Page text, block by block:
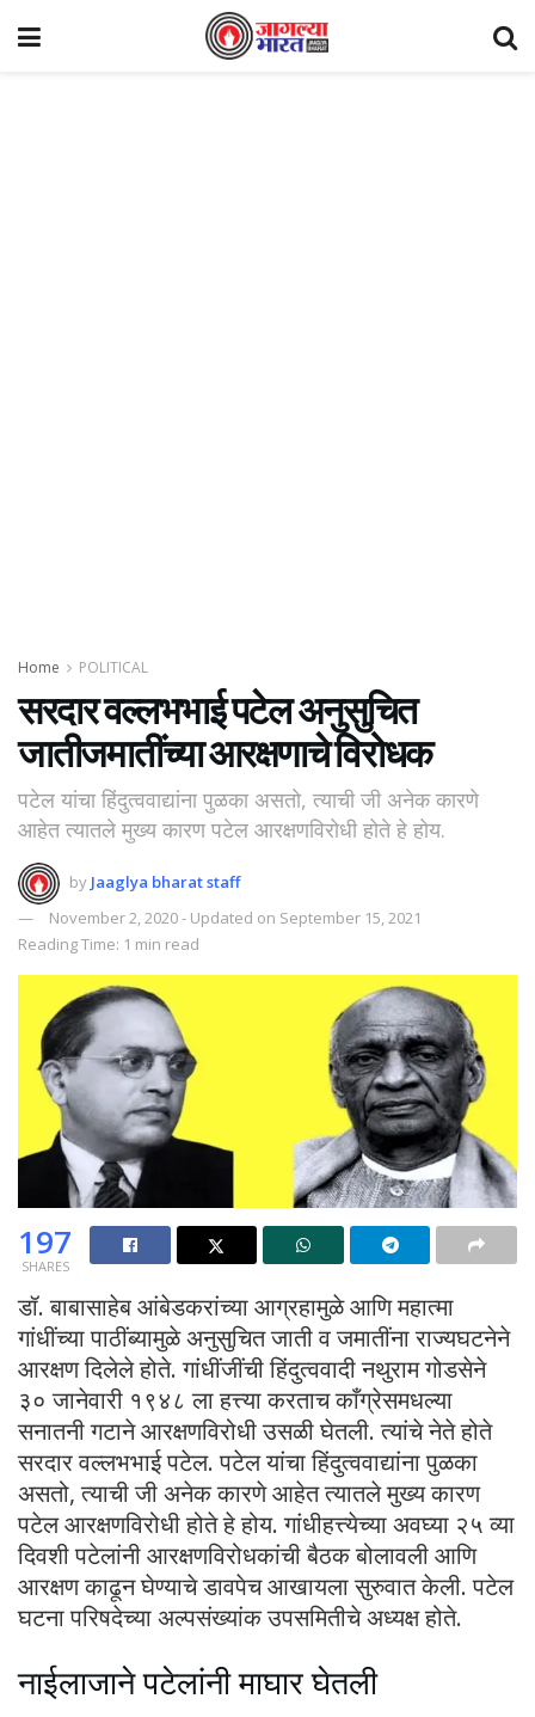
Home POLITICAL
सरदार वल्लभभाई पटेल अनुसुचित
जातीजमातींच्या आरक्षणाचे विरोधक
पटेल यांचा हिंदुत्ववाद्यांना पुळका असतो, त्याची जी अनेक कारणे
आहेत त्यातले मुख्य कारण पटेल आरक्षणविरोधी होते हे होय.
by Jaaglya bharat staff
November 2, 2020 - Updated on September 15, 2021
Reading Time: 1 min read
197
SHARES
डॉ. बाबासाहेब आंबेडकरांच्या आग्रहामुळे आणि महात्मा
गांधींच्या पाठींब्यामुळे अनुसुचित जाती व जमातींना राज्यघटनेने
आरक्षण दिलेले होते. गांधींजींची हिंदुत्ववादी नथुराम गोडसेने
३० जानेवारी १९४८ ला हत्त्या करताच काँग्रेसमधल्या
सनातनी गटाने आरक्षणविरोधी उसळी घेतली. त्यांचे नेते होते
सरदार वल्लभभाई पटेल. पटेल यांचा हिंदुत्ववाद्यांना पुळका
असतो, त्याची जी अनेक कारणे आहेत त्यातले मुख्य कारण
पटेल आरक्षणविरोधी होते हे होय. गांधीहत्त्येच्या अवघ्या २५ व्या
दिवशी पटेलांनी आरक्षणविरोधकांची बैठक बोलावली आणि
आरक्षण काढून घेण्याचे डावपेच आखायला सुरुवात केली. पटेल
घटना परिषदेच्या अल्पसंख्यांक उपसमितीचे अध्यक्ष होते.
नाईलाजाने पटेलांनी माघार घेतली